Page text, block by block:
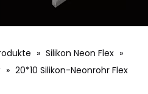
» Silikon Neon Flex »
» 20*10 Silikon-Neonrohr Flex